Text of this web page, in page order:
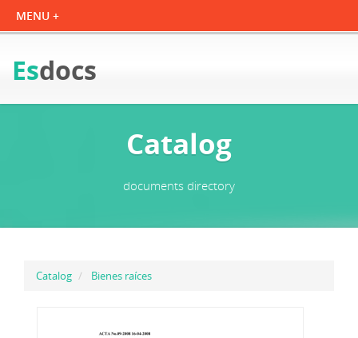
Esdocs
Catalog
documents directory
Catalog Bienes raíces